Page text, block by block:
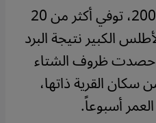
ففي شتاء عامي 2006/2007، توفي أكثر من 20
الكبير نتيجة البرد
حصدت ظروف الشتاء
11 آخرين من سكان القرية ذاتها،
أسبوعاً.